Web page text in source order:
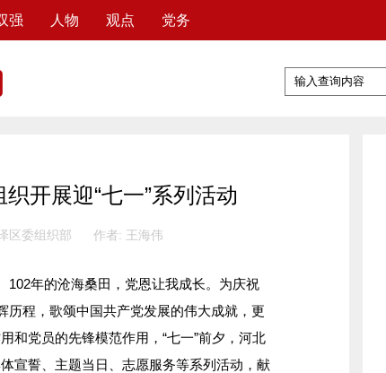
强 人物 观点 党务
开展迎“七一”系列活动
区委组织部 作者: 王海伟
年的沧海桑田，党恩让我成长。为庆祝
历程，歌颂中国共产党发展的伟大成就，更
和党员的先锋模范作用，“七一”前夕，河北
宣誓、主题当日、志愿服务等系列活动，献